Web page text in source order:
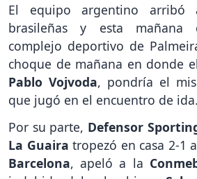
El equipo argentino arribó
brasileñas y esta mañana
complejo deportivo de
choque de mañana en donde
Pablo Vojvoda, pondría el
que jugó en el encuentro de ida.
Por su parte, Defensor
La Guaira tropezó en casa 2-1
Barcelona, apeló a la